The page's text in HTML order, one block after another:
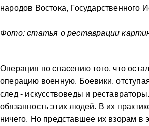
народов Востока, Государственного
Фото: статья о реставрации
Операция по спасению того, что
операцию военную. Боевики,
след - искусствоведы и
обязанность этих людей. В их
ничего. Но представшее их взорам в